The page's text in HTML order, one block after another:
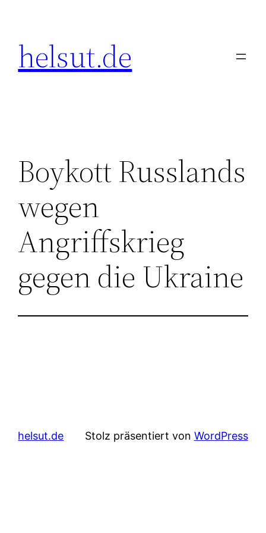
springen
helsut.de
Boykott Russlands
wegen
Angriffskrieg
gegen die Ukraine
helsut.de Stolz präsentiert von WordPress